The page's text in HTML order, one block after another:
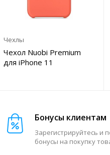
Чехлы
Чехол Nuobi Premium
для iPhone 11
Бонусы клиентам
Зарегистрируйтесь и
бонусы на покупку